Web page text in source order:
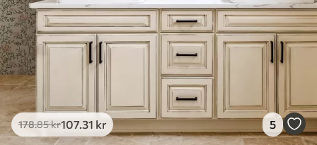
178.85kr107.31 kr 5